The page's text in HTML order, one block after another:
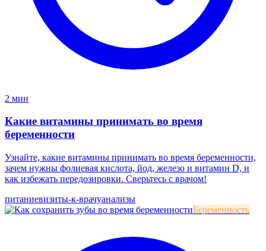
2 мин
Какие витамины принимать во время
беременности
Узнайте, какие витамины принимать во время беременности,
зачем нужны фолиевая кислота, йод, железо и витамин D, и
как избежать передозировки. Сверьтесь с врачом!
питаниевизиты-к-врачуанализы
Беременность